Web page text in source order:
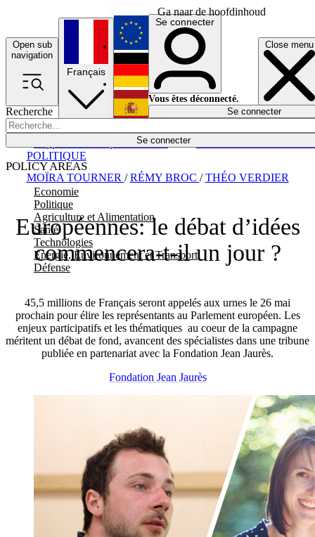
Ga naar de hoofdinhoud
Open sub
navigation
Close menu
Recherche
Se connecter
POLICY AREAS
Economie
Politique
Agriculture et Alimentation
Santé
Technologies
Energie, Environnement et Transport
Défense
Économie
Français
English
Deutsch
Español
Se connecter
Vous êtes déconnecté.
Se connecter
Européennes: le débat d’idées
commencera-t-il un jour ?
45,5 millions de Français seront appelés aux urnes le 26 mai
prochain pour élire les représentants au Parlement européen. Les
enjeux participatifs et les thématiques au coeur de la campagne
méritent un débat de fond, avancent des spécialistes dans une tribune
publiée en partenariat avec la Fondation Jean Jaurès.
MOÏRA TOURNER /RÉMY BROC /THÉO VERDIER
POLITIQUE
Fondation Jean Jaurès